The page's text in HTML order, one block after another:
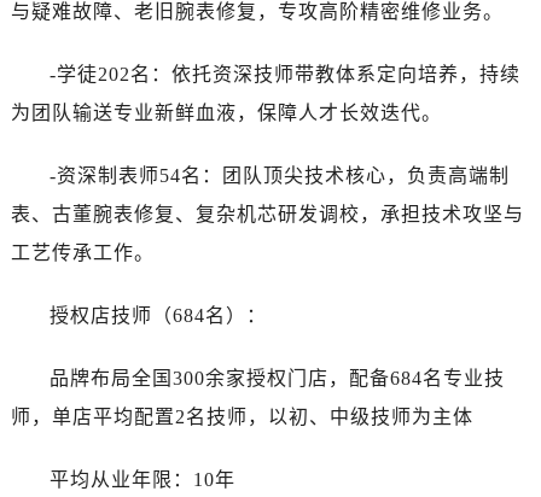
与疑难故障、老旧腕表修复，专攻高阶精密维修业务。
-学徒202名：依托资深技师带教体系定向培养，持续
为团队输送专业新鲜血液，保障人才长效迭代。
-资深制表师54名：团队顶尖技术核心，负责高端制
表、古董腕表修复、复杂机芯研发调校，承担技术攻坚与
工艺传承工作。
授权店技师（684名）：
品牌布局全国300余家授权门店，配备684名专业技
师，单店平均配置2名技师，以初、中级技师为主体
平均从业年限：10年